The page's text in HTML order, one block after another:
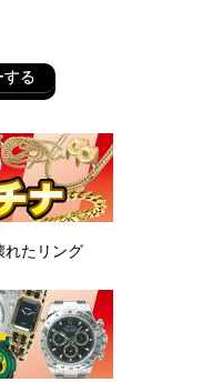
する
れたリング